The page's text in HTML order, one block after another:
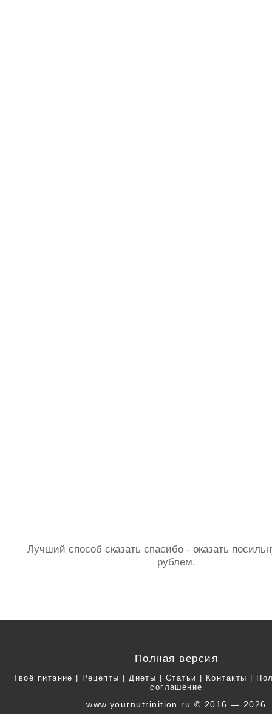
Лучший способ сказать спасибо - оказать
рублем.
Полная версия
Твоё питание | Рецепты | Диеты | Статьи | Контакты |
соглашение
www.yournutrinition.ru © 2016 — 2026